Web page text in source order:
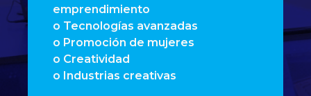
emprendimiento
o Tecnologías avanzadas
o Promoción de mujeres
o Creatividad
o Industrias creativas